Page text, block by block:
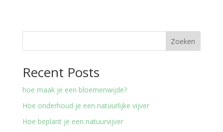
Zoeken
Recent Posts
hoe maak je een bloemenwijde?
Hoe onderhoud je een natuurlijke vijver
Hoe beplant je een natuurvijver